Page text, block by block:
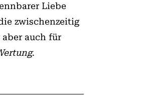
Liebe
zwischenzeitig
aber auch für
.